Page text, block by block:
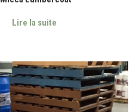
Lire la suite